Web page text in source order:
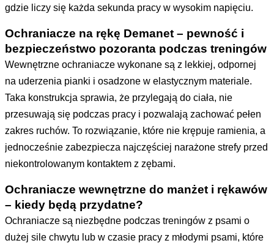
gdzie liczy się każda sekunda pracy w wysokim napięciu.
Ochraniacze na rękę Demanet – pewność i
bezpieczeństwo pozoranta podczas treningów
Wewnętrzne ochraniacze wykonane są z lekkiej, odpornej
na uderzenia pianki i osadzone w elastycznym materiale.
Taka konstrukcja sprawia, że przylegają do ciała, nie
przesuwają się podczas pracy i pozwalają zachować pełen
zakres ruchów. To rozwiązanie, które nie krępuje ramienia, a
jednocześnie zabezpiecza najczęściej narażone strefy przed
niekontrolowanym kontaktem z zębami.
Ochraniacze wewnętrzne do manżet i rękawów
– kiedy będą przydatne?
Ochraniacze są niezbędne podczas treningów z psami o
dużej sile chwytu lub w czasie pracy z młodymi psami, które